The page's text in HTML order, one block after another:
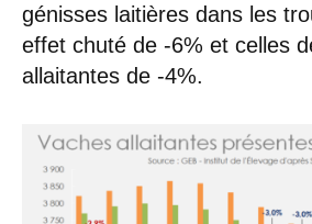
génisses laitières dans les
effet chuté de -6% et celles
allaitantes de -4%.